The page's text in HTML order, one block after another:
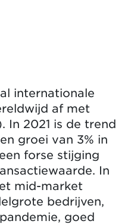
internationale
af met
In 2021 is de trend
groei van 3% in
forse stijging
In
mid-market
bedrijven,
goed